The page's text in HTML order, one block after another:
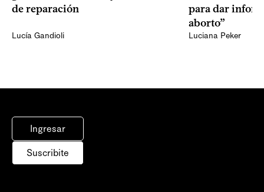
de reparación
Lucía Gandioli
para dar
aborto”
Luciana Peker
Ingresar
Suscribite